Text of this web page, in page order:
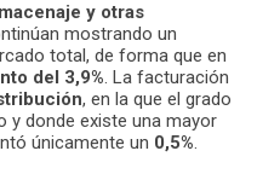
y otras
mostrando un
total, de forma que en
del 3,9%. La facturación
, en la que el grado
y donde existe una mayor
únicamente un 0,5%.